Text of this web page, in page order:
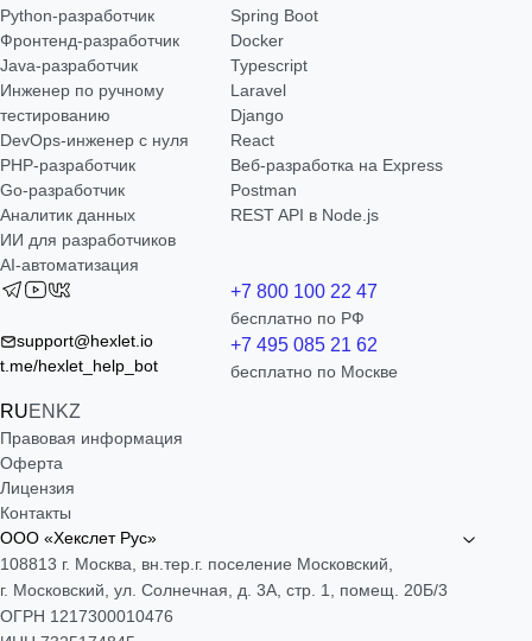
Python-разработчик
Фронтенд-разработчик
Java-разработчик
Инженер по ручному
тестированию
DevOps-инженер с нуля
РНР-разработчик
Go-разработчик
Аналитик данных
ИИ для разработчиков
AI-автоматизация
Spring Boot
Docker
Typescript
Laravel
Django
React
Веб-разработка на Express
Postman
REST API в Node.js
support@hexlet.io
t.me/hexlet_help_bot
RUEN KZ
+7 800 100 22 47
бесплатно по РФ
+7 495 085 21 62
бесплатно по Москве
Правовая информация
Оферта
Лицензия
Контакты
ООО «Хекслет Рус»
108813 г. Москва, вн.тер.г. поселение Московский,
г. Московский, ул. Солнечная, д. 3А, стр. 1, помещ. 20Б/3
ОГРН 1217300010476